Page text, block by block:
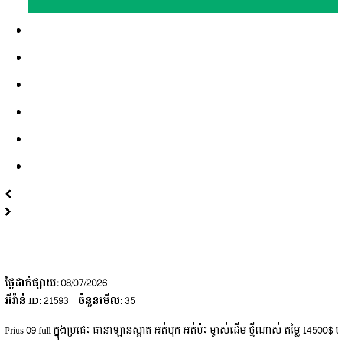
ថ្ងៃដាក់ផ្សាយ: 08/07/2026
អីវ៉ាន់ ID: 21593 ចំនួនមើល:35
Prius 09 full ក្នុងប្រផេះ ធានាឡានស្អាត អត់បុក អត់ប៉ះ ម្ចាស់ដើម ថ្មីណាស់ តម្លៃ